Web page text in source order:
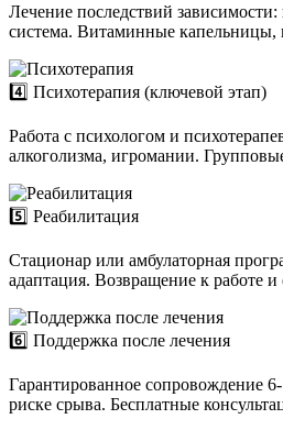
Лечение последствий зависимости:
система. Витаминные капельницы,
4️⃣ Психотерапия (ключевой этап)
Работа с психологом и
алкоголизма, игромании.
5️⃣ Реабилитация
Стационар или амбулаторная
адаптация. Возвращение к работе и
6️⃣ Поддержка после лечения
Гарантированное сопровождение
риске срыва. Бесплатные